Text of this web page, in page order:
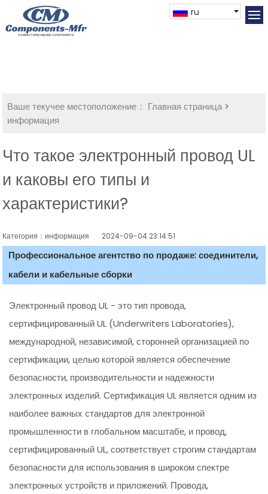
ru
Ваше текучее местоположение： Главная страница>
информация
Что такое электронный провод UL
и каковы его типы и
характеристики?
Категория：информация 2024-09-04 23:14:51
Профессиональное агентство по продаже: соединители,
кабели и кабельные сборки
Электронный провод UL - это тип провода,
сертифицированный UL (Underwriters Laboratories),
международной, независимой, сторонней организацией по
сертификации, целью которой является обеспечение
безопасности, производительности и надежности
электронных изделий. Сертификация UL является одним из
наиболее важных стандартов для электронной
промышленности в глобальном масштабе, и провод,
сертифицированный UL, соответствует строгим стандартам
безопасности для использования в широком спектре
электронных устройств и приложений. Провода,